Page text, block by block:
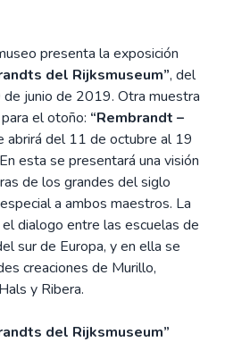
presenta la exposición
del Rijksmuseum”, del
junio de 2019. Otra muestra
el otoño: “Rembrandt –
abrirá del 11 de octubre al 19
esta se presentará una visión
de los grandes del siglo
a ambos maestros. La
dialogo entre las escuelas de
sur de Europa, y en ella se
creaciones de Murillo,
y Ribera.
del Rijksmuseum”